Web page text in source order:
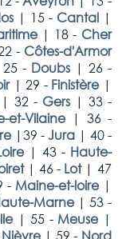
| 15 - Cantal |
| 18 - Cher
- Côtes-d'Armor
25 - Doubs | 26 -
|29 - Finistère |
| 32 - Gers | 33 -
et-Vilaine | 36 -
| 39 -Jura | 40 -
| 43 - Haute-
|46 - Lot | 47
- Maine-et-loire |
Marne |53 -
|55 - Meuse |
Nièvre |59 - Nord